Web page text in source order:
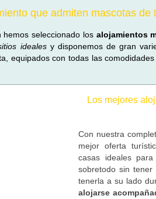
que admiten mascotas de
seleccionado los alojamientos
ideales y disponemos de gran
equipados con todas las
Los mejores
Con nuestra
mejor oferta
casas ideales
sobretodo sin
tenerla a su lado
alojarse